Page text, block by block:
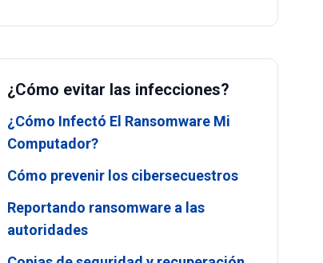
¿Cómo evitar las infecciones?
¿Cómo Infectó El Ransomware Mi
Computador?
Cómo prevenir los cibersecuestros
Reportando ransomware a las
autoridades